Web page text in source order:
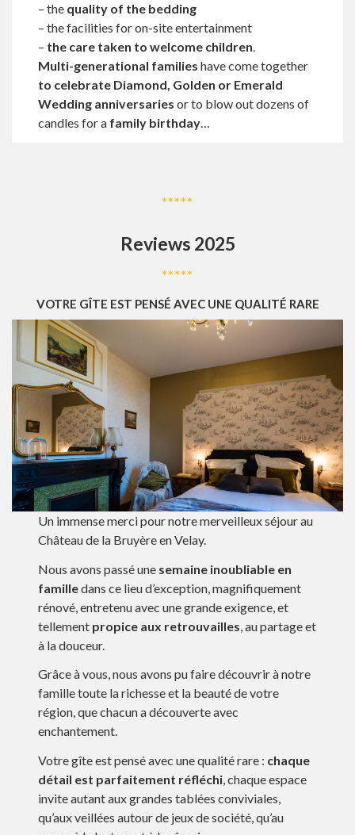
– the quality of the bedding
– the facilities for on-site entertainment
– the care taken to welcome children.
Multi-generational families have come together
to celebrate Diamond, Golden or Emerald
Wedding anniversaries or to blow out dozens of
candles for a family birthday…
*****
Reviews 2025
*****
VOTRE GÎTE EST PENSÉ AVEC UNE QUALITÉ RARE
Un immense merci pour notre merveilleux séjour au
Château de la Bruyère en Velay.
Nous avons passé une semaine inoubliable en
familledans ce lieu d’exception, magnifiquement
rénové, entretenu avec une grande exigence, et
tellement propice aux retrouvailles, au partage et
à la douceur.
Grâce à vous, nous avons pu faire découvrir à notre
famille toute la richesse et la beauté de votre
région, que chacun a découverte avec
enchantement.
Votre gîte est pensé avec une qualité rare : chaque
détail est parfaitement réfléchi, chaque espace
invite autant aux grandes tablées conviviales,
qu’aux veillées autour de jeux de société, qu’au